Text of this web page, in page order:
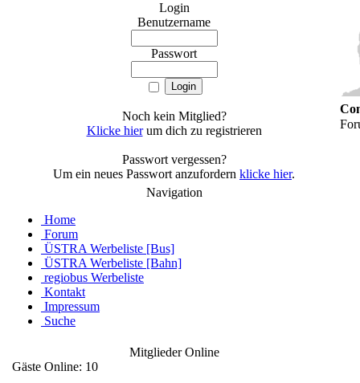
Login
Benutzername
Passwort
Noch kein Mitglied?
Klicke hierum dich zu registrieren
Passwort vergessen?
Um ein neues Passwort anzufordern klicke hier.
Navigation
Home
Forum
ÜSTRA Werbeliste [Bus]
ÜSTRA Werbeliste [Bahn]
regiobus Werbeliste
Kontakt
Impressum
Suche
Mitglieder Online
Gäste Online: 10